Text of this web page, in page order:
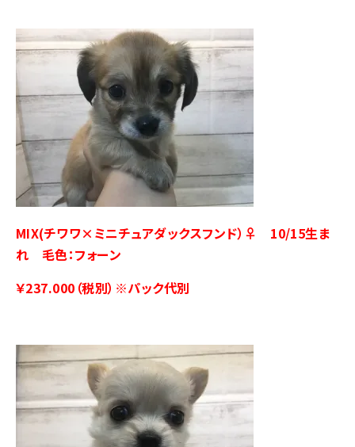
MIX(チワワ×ミニチュアダックスフンド）♀ 10/15生ま
れ 毛色：フォーン
￥237.000（税別）※パック代別